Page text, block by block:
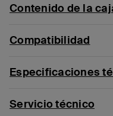
Contenido de la
Compatibilidad
Especificaciones
Servicio técnico